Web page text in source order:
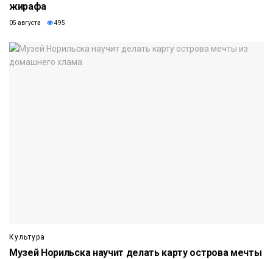
жирафа
05 августа 495
Культура
Музей Норильска научит делать карту острова мечты